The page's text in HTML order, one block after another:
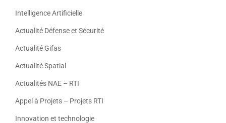
Intelligence Artificielle
Actualité Défense et Sécurité
Actualité Gifas
Actualité Spatial
Actualités NAE – RTI
Appel à Projets – Projets RTI
Innovation et technologie